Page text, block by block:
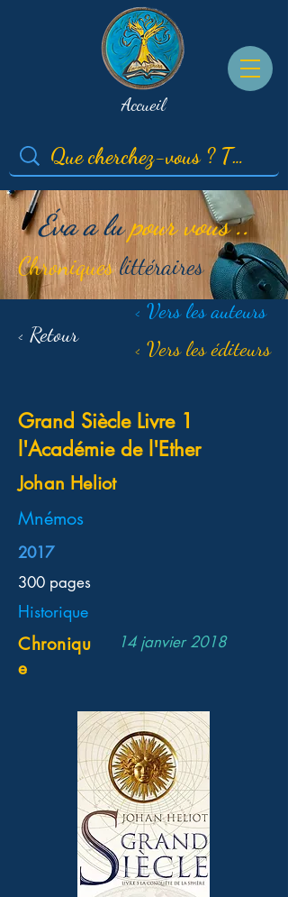
Accueil
Éva a lupour vous ..
Chroniqueslittéraires
< Retour
< Vers les auteurs
< Vers les éditeurs
Grand Siècle Livre 1
l'Académie de l'Ether
Johan Heliot
Mnémos
2017
300 pages
Historique
Chroniqu
e
14 janvier 2018